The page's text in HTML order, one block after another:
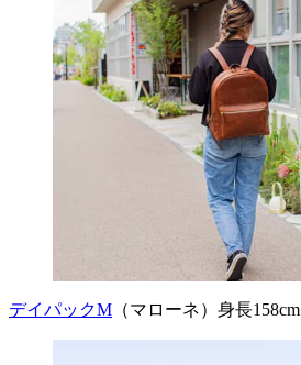
デイパックM （マローネ）身長158cm